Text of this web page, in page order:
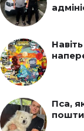
Пса,
пошти